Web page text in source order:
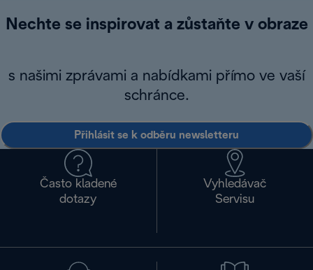
Nechte se inspirovat a zůstaňte v obraze
s našimi zprávami a nabídkami přímo ve vaší
schránce.
Přihlásit se k odběru newsletteru
Často kladené
dotazy
Vyhledávač
Servisu